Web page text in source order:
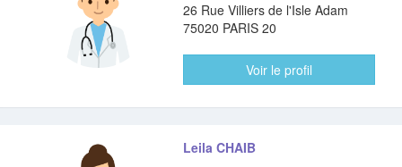
26 Rue Villiers de l'Isle Adam
75020 PARIS 20
Voir le profil
Leila CHAIB